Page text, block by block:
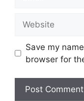
Save my
browser for